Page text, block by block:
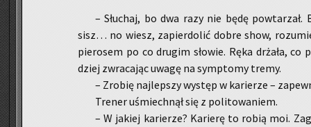
– Słu­chaj, bo dwa razy nie będę
sisz… no wiesz, za­pier­do­lić dobre show,
pie­ro­sem po co dru­gim sło­wie. Ręka drża­ła,
dziej zwra­ca­jąc uwagę na symp­to­my tremy.
– Zro­bię naj­lep­szy wy­stęp w ka­rie­rze –
Tre­ner uśmiech­nął się z po­li­to­wa­niem.
– W ja­kiej ka­rie­rze? Ka­rie­rę to robią moi.